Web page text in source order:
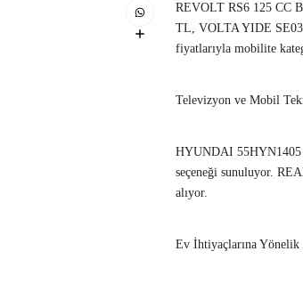
REVOLT RS6 125 CC
TL, VOLTA YIDE
fiyatlarıyla mobilite
Televizyon ve Mobil
HYUNDAI 55HYN1405
seçeneği sunuluyor.
alıyor.
Ev İhtiyaçlarına Yönelik